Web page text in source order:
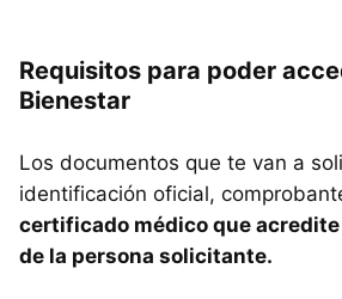
Requisitos para poder
Bienestar
Los documentos que te van a
identificación oficial,
certificado médico que
de la persona solicitante.